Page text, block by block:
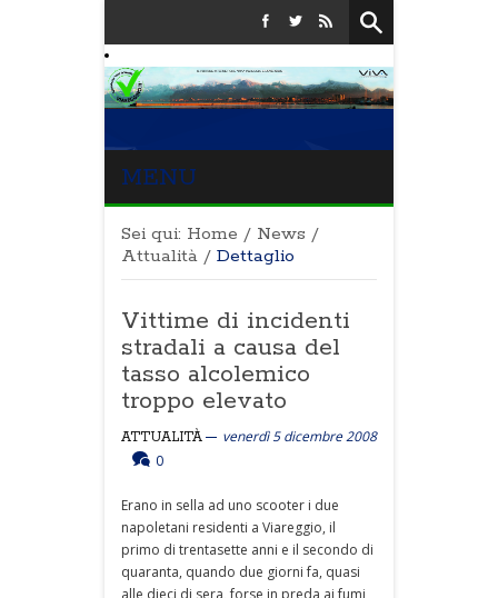
MENU
Sei qui: Home / News /
Attualità / Dettaglio
Vittime di incidenti
stradali a causa del
tasso alcolemico
troppo elevato
ATTUALITÀ
venerdì 5 dicembre 2008
0
Erano in sella ad uno scooter i due
napoletani residenti a Viareggio, il
primo di trentasette anni e il secondo di
quaranta, quando due giorni fa, quasi
alle dieci di sera, forse in preda ai fumi